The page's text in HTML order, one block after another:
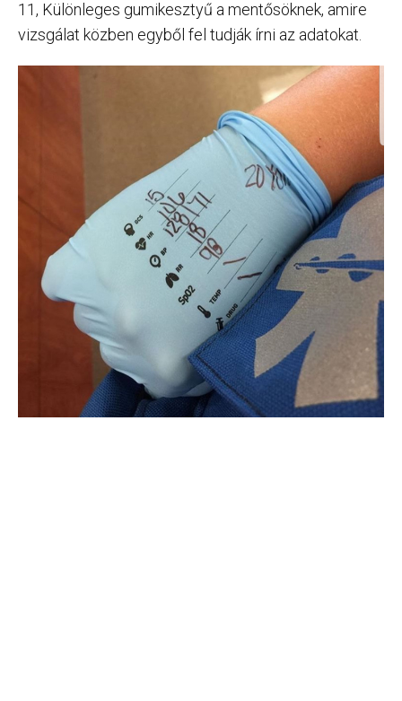
11, Különleges gumikesztyű a mentősöknek, amire
vizsgálat közben egyből fel tudják írni az adatokat.